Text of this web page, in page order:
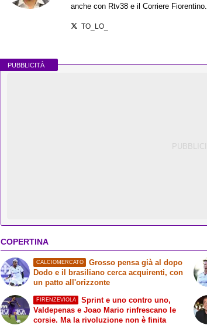
anche con Rtv38 e il Corriere Fiorentino.
TO_LO_
PUBBLICITÀ
COPERTINA
CALCIOMERCATO
Grosso pensa già al dopo
Dodo e il brasiliano cerca acquirenti, con
un patto all'orizzonte
FIRENZEVIOLA
Sprint e uno contro uno,
Valdepenas e Joao Mario rinfrescano le
corsie. Ma la rivoluzione non è finita